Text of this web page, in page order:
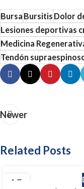
BursaBursitisDolor
Lesiones deportivas
Medicina
Tendón
Newer
Related Posts
15